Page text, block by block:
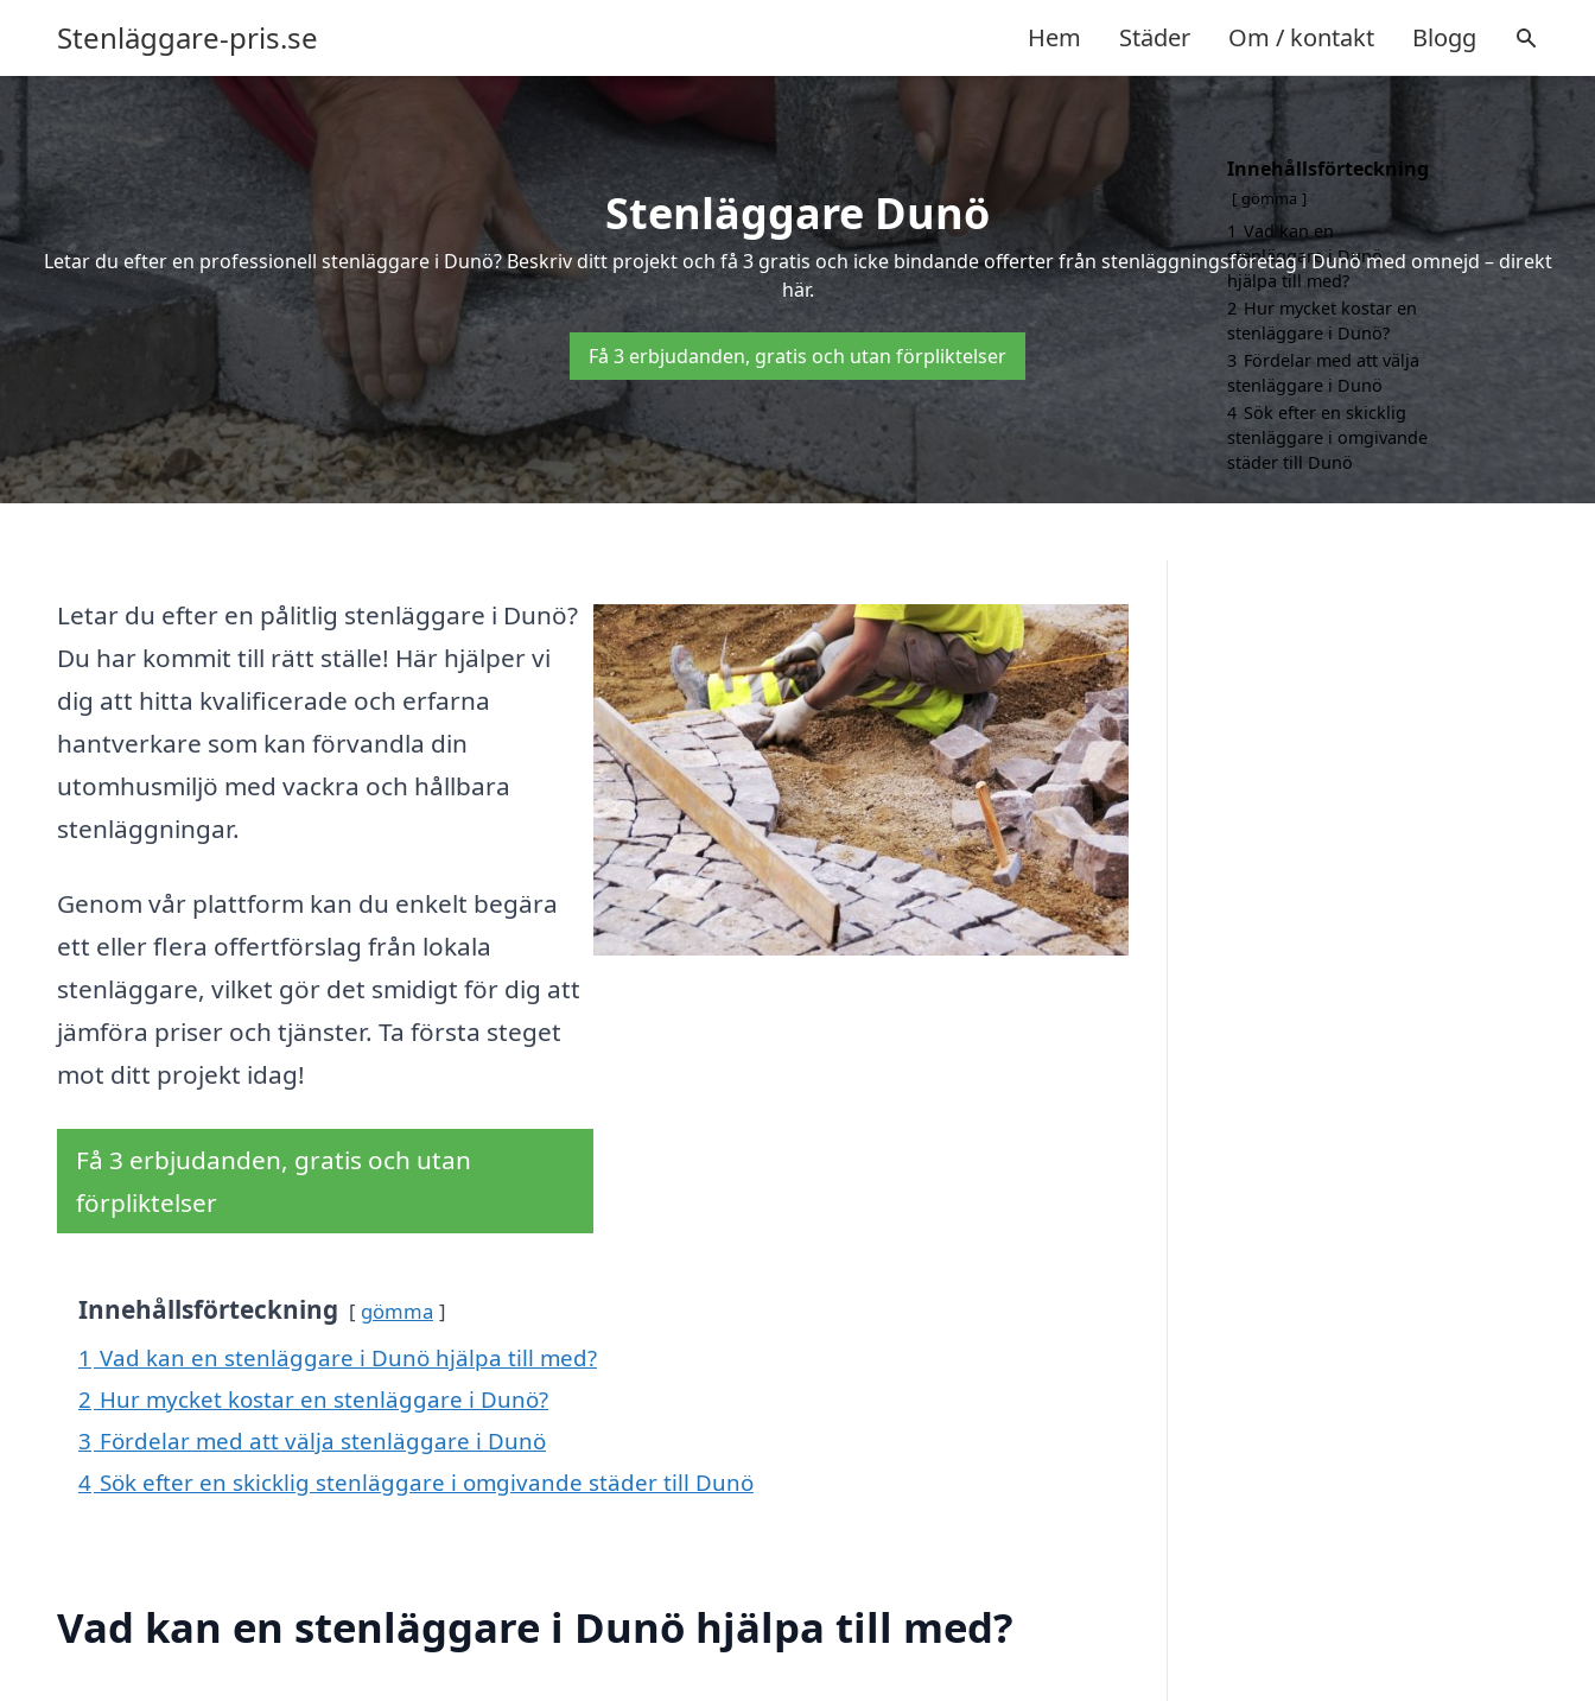
Stenläggare-pris.se Hem Städer Om / kontakt Blogg
Stenläggare Dunö
Letar du efter en professionell stenläggare i Dunö? Beskriv ditt projekt och få 3 gratis och icke bindande offerter från stenläggningsföretag i Dunö med omnejd – direkt
här.
Få 3 erbjudanden, gratis och utan förpliktelser
Letar du efter en pålitlig stenläggare i Dunö?
Du har kommit till rätt ställe! Här hjälper vi
dig att hitta kvalificerade och erfarna
hantverkare som kan förvandla din
utomhusmiljö med vackra och hållbara
stenläggningar.
Genom vår plattform kan du enkelt begära
ett eller flera offertförslag från lokala
stenläggare, vilket gör det smidigt för dig att
jämföra priser och tjänster. Ta första steget
mot ditt projekt idag!
Få 3 erbjudanden, gratis och utan
förpliktelser
Innehållsförteckning gömma
1 Vad kan en stenläggare i Dunö hjälpa till med?
2 Hur mycket kostar en stenläggare i Dunö?
3 Fördelar med att välja stenläggare i Dunö
4 Sök efter en skicklig stenläggare i omgivande städer till Dunö
Vad kan en stenläggare i Dunö hjälpa till med?
Innehållsförteckning
gömma
1 Vad kan en
stenläggare i Dunö
hjälpa till med?
2 Hur mycket kostar en
stenläggare i Dunö?
3 Fördelar med att välja
stenläggare i Dunö
4 Sök efter en skicklig
stenläggare i omgivande
städer till Dunö